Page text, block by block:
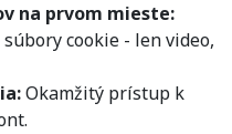
na prvom mieste:
cookie - len video,
Okamžitý prístup k